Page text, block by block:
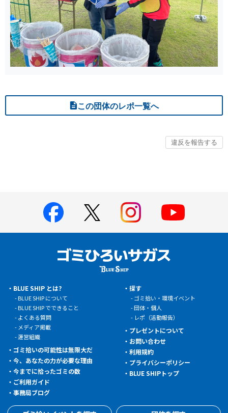
この団体のレポ一覧へ
BLUE SHIP とは?
BLUE SHIP について
BLUE SHIP でできること
よくある質問
メディア掲載
運営組織
ゴミ拾いの可能性は無限大だ
今、あなたの力が必要な理由
今までに拾ったゴミの数
ご利用ガイド
事務局ブログ
探す
ゴミ拾い・環境イベント
団体・個人
レポ（活動報告）
プレゼントについて
お問い合わせ
利用規約
プライバシーポリシー
BLUE SHIPトップ